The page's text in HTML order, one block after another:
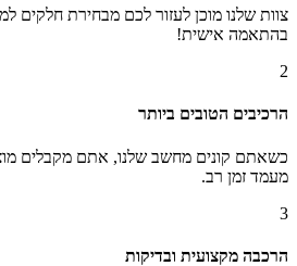
צוות שלנו מוכן לעזור לכם מבחירת חלקים
בהתאמה אישית!
2
הרכיבים הטובים ביותר
כשאתם קונים מחשב שלנו, אתם מקבלים
מעמד זמן רב.
3
הרכבה מקצועית ובדיקות